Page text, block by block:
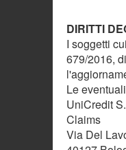
DIRITTI
I soggetti
679/2016,
Le
UniCredit
Claims
Via Del